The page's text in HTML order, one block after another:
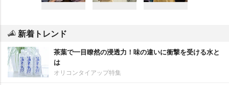
新着トレンド
茶葉で一目瞭然の浸透力！味の違いに衝撃を受ける水と
は
オリコンタイアップ特集